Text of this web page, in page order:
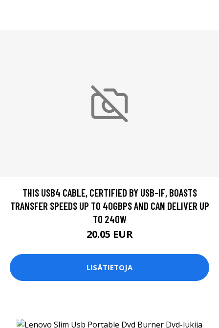
THIS USB4 CABLE, CERTIFIED BY USB-IF, BOASTS
TRANSFER SPEEDS UP TO 40GBPS AND CAN DELIVER UP
TO 240W
20.05 EUR
LISÄTIETOJA